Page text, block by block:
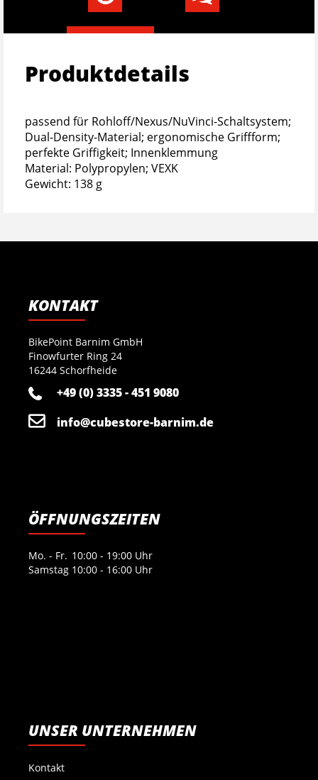
Produktdetails
passend für Rohloff/Nexus/NuVinci-Schaltsystem;
Dual-Density-Material; ergonomische Griffform;
perfekte Griffigkeit; Innenklemmung
Material: Polypropylen; VEXK
Gewicht: 138 g
KONTAKT
BikePoint Barnim GmbH
Finowfurter Ring 24
16244 Schorfheide
+49 (0) 3335 - 451 9080
info@cubestore-barnim.de
ÖFFNUNGSZEITEN
Mo. - Fr. 10:00 - 19:00 Uhr
Samstag 10:00 - 16:00 Uhr
UNSER UNTERNEHMEN
Kontakt